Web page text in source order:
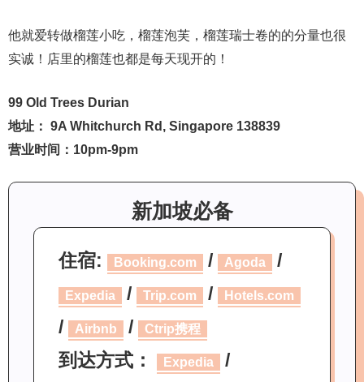
他就爱转做榴莲小吃，榴莲泡芙，榴莲瑞士卷的的分量也很
实诚！店里的榴莲也都是每天现开的！
99 Old Trees Durian
地址： 9A Whitchurch Rd, Singapore 138839
营业时间：10pm-9pm
新加坡必备
住宿: Booking.com / Agoda /
Expedia / Trip.com / Hotels.com
/ Airbnb / Ctrip携程
到达方式： Expedia /